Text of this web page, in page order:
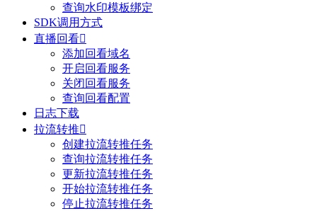
查询水印模板绑定
SDK调用方式
直播回看
添加回看域名
开启回看服务
关闭回看服务
查询回看配置
日志下载
拉流转推
创建拉流转推任务
查询拉流转推任务
更新拉流转推任务
开始拉流转推任务
停止拉流转推任务